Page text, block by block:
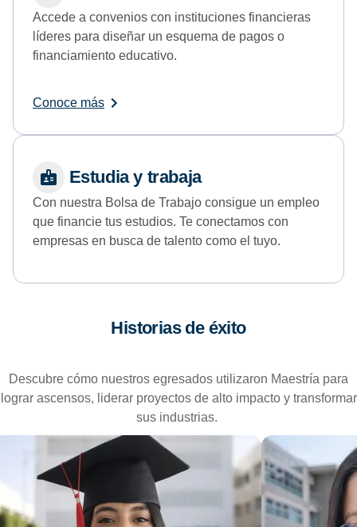
Accede a convenios con instituciones financieras
líderes para diseñar un esquema de pagos o
financiamiento educativo.
Conoce más
Estudia y trabaja
Con nuestra Bolsa de Trabajo consigue un empleo
que financie tus estudios. Te conectamos con
empresas en busca de talento como el tuyo.
Historias de éxito
Descubre cómo nuestros egresados utilizaron Maestría para
lograr ascensos, liderar proyectos de alto impacto y transformar
sus industrias.